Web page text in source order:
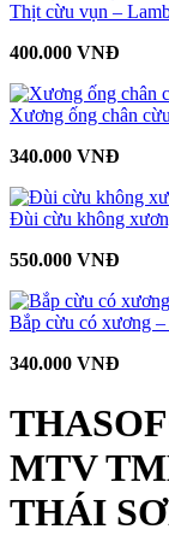
Thịt cừu vụn –
400.000 VNĐ
Xương ống chân
340.000 VNĐ
Đùi cừu không
550.000 VNĐ
Bắp cừu có xương
340.000 VNĐ
MTV
THÁI